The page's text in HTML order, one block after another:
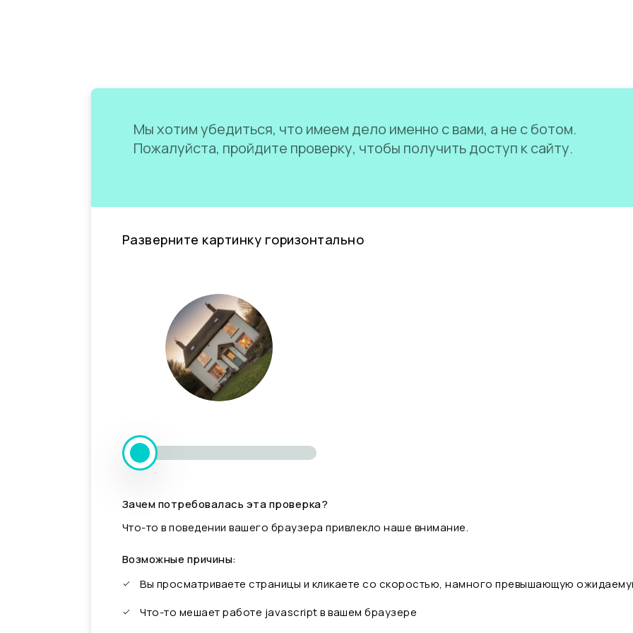
Мы хотим убедиться, что имеем дело именно с вами, а не с ботом.
Пожалуйста, пройдите проверку, чтобы получить доступ к сайту.
Разверните картинку горизонтально
Зачем потребовалась эта проверка?
Что-то в поведении вашего браузера привлекло наше внимание.
Возможные причины:
Вы просматриваете страницы и кликаете со скоростью, намного превышающую
Что-то мешает работе javascript в вашем браузере